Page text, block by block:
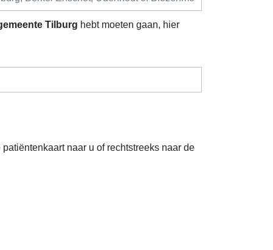
Tilburg hebt moeten gaan, hier
naar u of rechtstreeks naar de